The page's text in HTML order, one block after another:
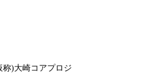
)大崎コアプロジ